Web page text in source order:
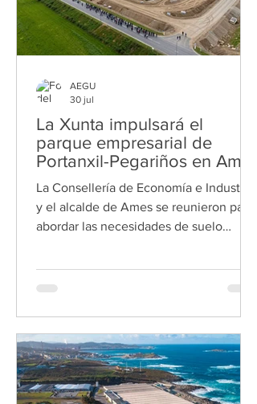
La Xunta impulsará el
parque empresarial de
Portanxil-Pegariños en Ames
La Consellería de Economía e Industria
y el alcalde de Ames se reunieron para
abordar las necesidades de suelo
Xunta de Galicia desarrollará el futuro
respondiendo a las necesidades de
suelo industrial del municipio coruñés.
La conselleira de Economía e Industria,
María Jesús Lorenzana, anunció hoy
AEGU
30 jul